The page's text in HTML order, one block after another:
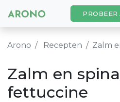
PROBEER
Arono Recepten Zalm
Zalm en
fettuccine